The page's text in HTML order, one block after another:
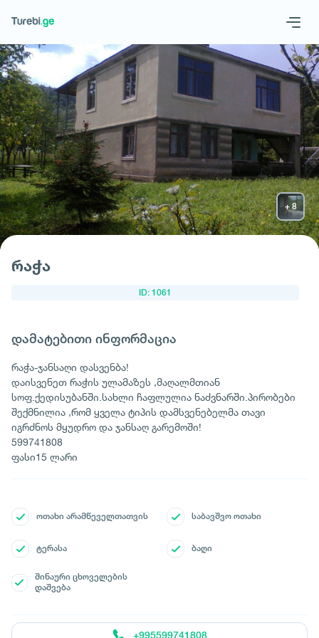
Geo Eng
მოითხოვე სასტუმრო
რაჭა
ID: 1061
დამატებითი ინფორმაცია
რაჭა-ჯანსაღი დასვენბა!
დაისვენეთ რაჭის ულამაზეს ,მაღალმთიან
სოფ.ქედისუბანში.სახლი ჩაფლულია ნაძვნარში.პირობები
შექმნილია ,რომ ყველა ტიპის დამსვენებელმა თავი
იგრძნოს მყუდრო და ჯანსაღ გარემოში!
599741808
ფასი15 ლარი
ოთახი არამწეველთათვის საბავშვო ოთახი
ტერასა ბაღი
შინაური ცხოველების
დაშვება
+995599741808